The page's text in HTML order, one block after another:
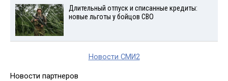
Длительный отпуск и списанные кредиты:
новые льготы у бойцов СВО
Новости СМИ2
Новости партнеров